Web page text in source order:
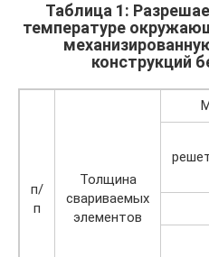
Таблица 1:
температуре
конструкций
п/
п
Толщина
свариваемых
элементов